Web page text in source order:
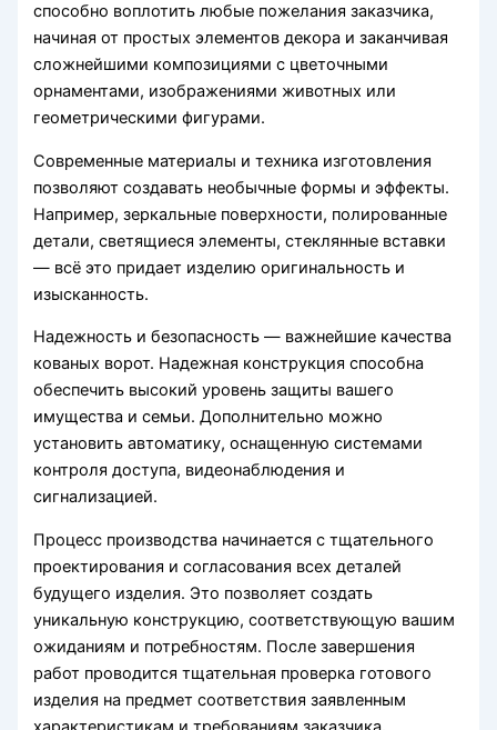
способно воплотить любые пожелания заказчика,
начиная от простых элементов декора и заканчивая
сложнейшими композициями с цветочными
орнаментами, изображениями животных или
геометрическими фигурами.
Современные материалы и техника изготовления
позволяют создавать необычные формы и эффекты.
Например, зеркальные поверхности, полированные
детали, светящиеся элементы, стеклянные вставки
— всё это придает изделию оригинальность и
изысканность.
Надежность и безопасность — важнейшие качества
кованых ворот. Надежная конструкция способна
обеспечить высокий уровень защиты вашего
имущества и семьи. Дополнительно можно
установить автоматику, оснащенную системами
контроля доступа, видеонаблюдения и
сигнализацией.
Процесс производства начинается с тщательного
проектирования и согласования всех деталей
будущего изделия. Это позволяет создать
уникальную конструкцию, соответствующую вашим
ожиданиям и потребностям. После завершения
работ проводится тщательная проверка готового
изделия на предмет соответствия заявленным